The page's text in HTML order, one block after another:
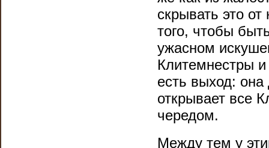
скрывать это
того, чтобы
ужасном
Клитемнестры
есть выход: она
открывает все
чередом.
Между тем у